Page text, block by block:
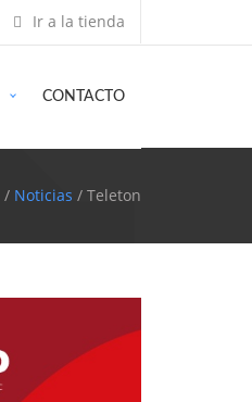
Ir a la tienda
CONTACTO
/ Noticias / Teleton